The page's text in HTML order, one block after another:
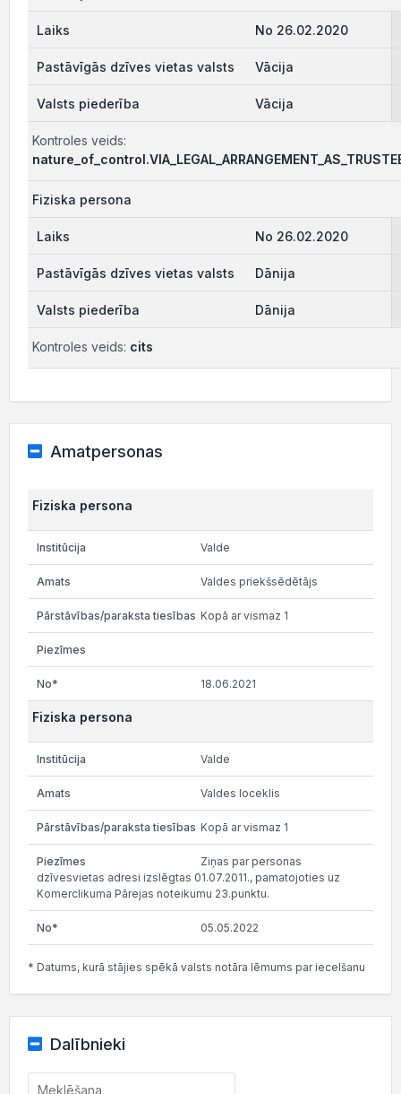
No 26.02.2020
Vācija
Vācija
Kontroles veids:
Fiziska persona
No 26.02.2020
Dānija
Dānija
Kontroles veids: cits
Amatpersonas
Fiziska persona
Valde
Valdes priekšsēdētājs
Kopā ar vismaz 1
18.06.2021
Fiziska persona
Valde
Valdes loceklis
Kopā ar vismaz 1
Ziņas par personas
dzīvesvietas adresi izslēgtas 01.07.2011., pamatojoties uz
Komerclikuma Pārejas noteikumu 23.punktu.
05.05.2022
* Datums, kurā stājies spēkā valsts notāra lēmums par iecelšanu
Dalībnieki